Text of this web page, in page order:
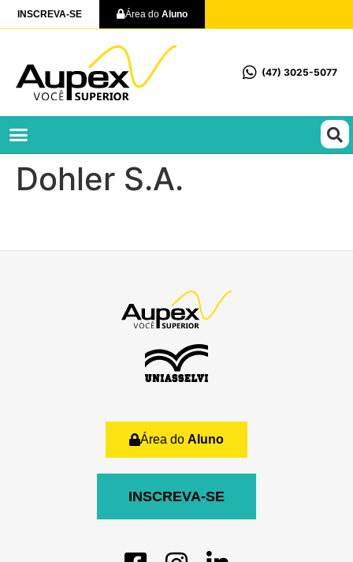
INSCREVA-SE Área do Aluno
(47) 3025-5077
Dohler S.A.
Área do Aluno
INSCREVA-SE